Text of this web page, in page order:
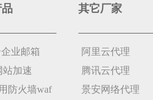
业邮箱
站加速
防火墙waf
其它厂家
阿里云代理
腾讯云代理
景安网络代理